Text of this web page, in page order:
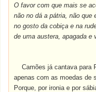
O favor com que mais se
não no dá a pátria, não que
no gosto da cobiça e na
de uma austera, apagada e
Camões já cantava para
apenas com as moedas de
Porque, por ironia e por